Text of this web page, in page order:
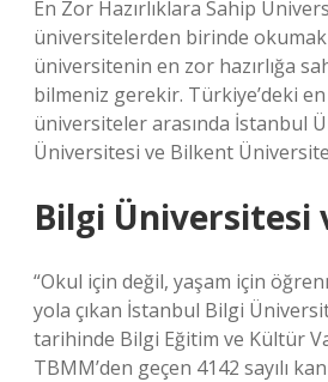
En Zor Hazırlıklara Sahip
üniversitelerden birinde
üniversitenin en zor hazırlığa
bilmeniz gerekir. Türkiye’deki en
üniversiteler arasında İstanbul
Üniversitesi ve Bilkent
Bilgi Üniversitesi
“Okul için değil, yaşam için
yola çıkan İstanbul Bilgi
tarihinde Bilgi Eğitim ve Kültür
TBMM’den geçen 4142 sayılı